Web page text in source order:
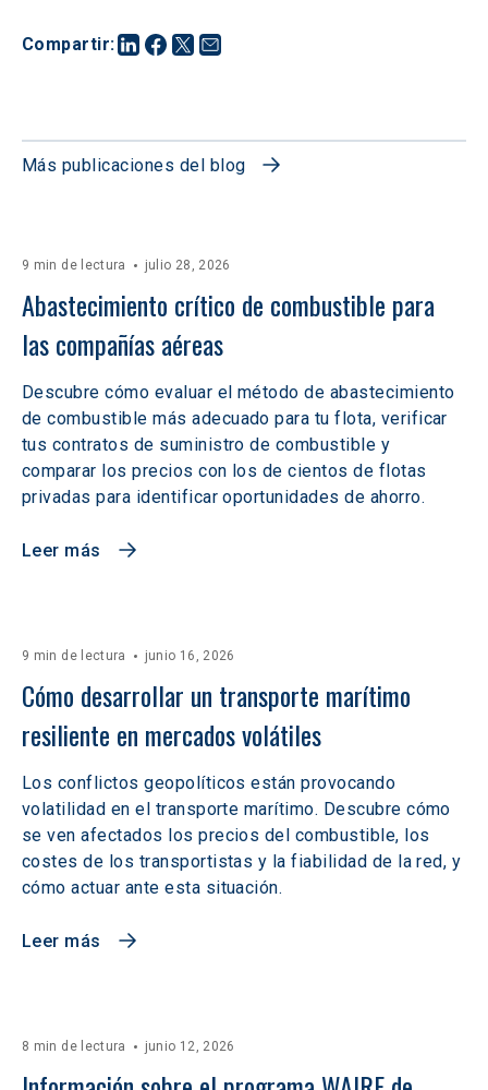
Compartir:
Más publicaciones del blog
9 min de lectura julio 28, 2026
Abastecimiento crítico de combustible para
las compañías aéreas
Descubre cómo evaluar el método de abastecimiento
de combustible más adecuado para tu flota, verificar
tus contratos de suministro de combustible y
comparar los precios con los de cientos de flotas
privadas para identificar oportunidades de ahorro.
Leer más
9 min de lectura junio 16, 2026
Cómo desarrollar un transporte marítimo
resiliente en mercados volátiles
Los conflictos geopolíticos están provocando
volatilidad en el transporte marítimo. Descubre cómo
se ven afectados los precios del combustible, los
costes de los transportistas y la fiabilidad de la red, y
cómo actuar ante esta situación.
Leer más
8 min de lectura junio 12, 2026